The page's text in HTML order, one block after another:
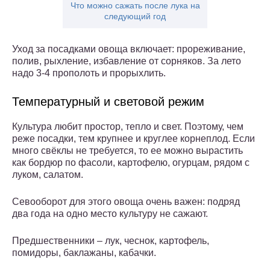
Что можно сажать после лука на
следующий год
Уход за посадками овоща включает: прореживание,
полив, рыхление, избавление от сорняков. За лето
надо 3-4 прополоть и прорыхлить.
Температурный и световой режим
Культура любит простор, тепло и свет. Поэтому, чем
реже посадки, тем крупнее и круглее корнеплод. Если
много свёклы не требуется, то ее можно вырастить
как бордюр по фасоли, картофелю, огурцам, рядом с
луком, салатом.
Севооборот для этого овоща очень важен: подряд
два года на одно место культуру не сажают.
Предшественники – лук, чеснок, картофель,
помидоры, баклажаны, кабачки.